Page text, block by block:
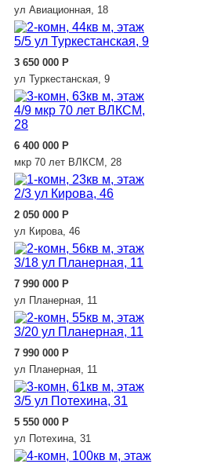
ул Авиационная, 18
3 650 000 Р
ул Туркестанская, 9
6 400 000 Р
мкр 70 лет ВЛКСМ, 28
2 050 000 Р
ул Кирова, 46
7 990 000 Р
ул Планерная, 11
7 990 000 Р
ул Планерная, 11
5 550 000 Р
ул Потехина, 31